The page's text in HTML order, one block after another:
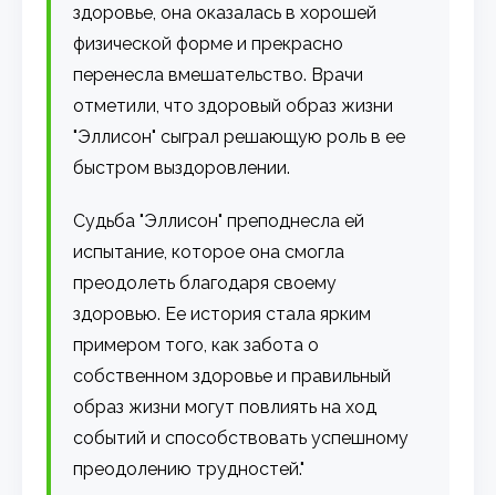
здоровье, она оказалась в хорошей
физической форме и прекрасно
перенесла вмешательство. Врачи
отметили, что здоровый образ жизни
"Эллисон" сыграл решающую роль в ее
быстром выздоровлении.
Судьба "Эллисон" преподнесла ей
испытание, которое она смогла
преодолеть благодаря своему
здоровью. Ее история стала ярким
примером того, как забота о
собственном здоровье и правильный
образ жизни могут повлиять на ход
событий и способствовать успешному
преодолению трудностей."